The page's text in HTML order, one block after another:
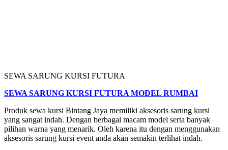
SEWA SARUNG KURSI FUTURA
SEWA SARUNG KURSI FUTURA MODEL RUMBAI
Produk sewa kursi Bintang Jaya memiliki aksesoris sarung kursi
yang sangat indah. Dengan berbagai macam model serta banyak
pilihan warna yang menarik. Oleh karena itu dengan menggunakan
aksesoris sarung kursi event anda akan semakin terlihat indah.